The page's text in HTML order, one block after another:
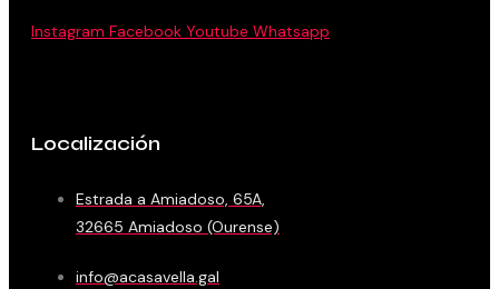
Instagram Facebook Youtube Whatsapp
Localización
Estrada a Amiadoso, 65A,
32665 Amiadoso (Ourense)
info@acasavella.gal